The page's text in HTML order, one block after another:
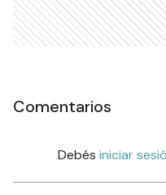
Comentarios
Debés iniciar